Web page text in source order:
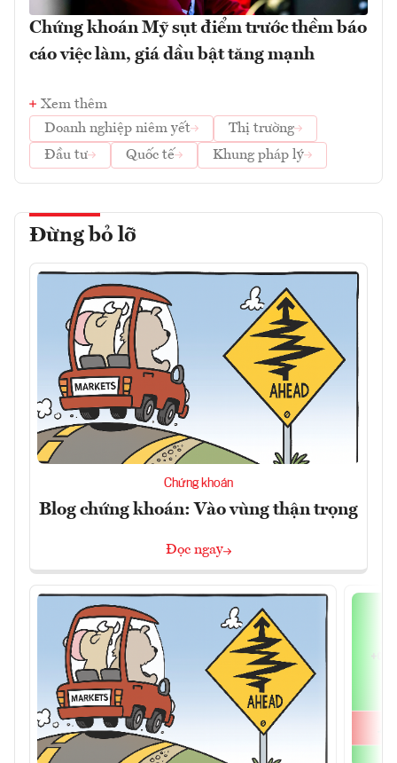
Chứng khoán Mỹ sụt điểm trước thềm báo
cáo việc làm, giá dầu bật tăng mạnh
Xem thêm
Doanh nghiệp niêm yết
Thị trường
Đầu tư
Quốc tế Khung pháp lý
Đừng bỏ lỡ
Chứng khoán
Blog chứng khoán: Vào vùng thận trọng
Đọc ngay